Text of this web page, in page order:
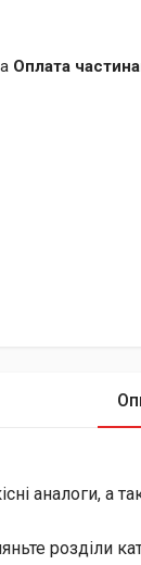
Оплата
аналоги, а
розділи